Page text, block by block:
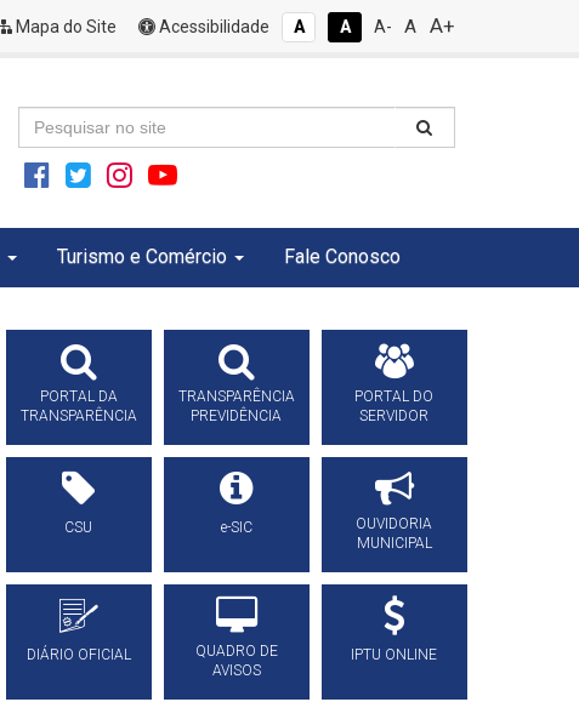
Mapa do Site Acessibilidade A A A- A A+
Turismo e Comércio Fale Conosco
PORTAL DA
TRANSPARÊNCIA
TRANSPARÊNCIA
PREVIDÊNCIA
PORTAL DO
SERVIDOR
CSU e-SIC
OUVIDORIA
MUNICIPAL
DIÁRIO OFICIAL
QUADRO DE
AVISOS
IPTU ONLINE